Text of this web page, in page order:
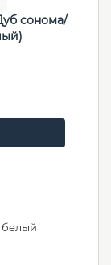
сонома/
белый